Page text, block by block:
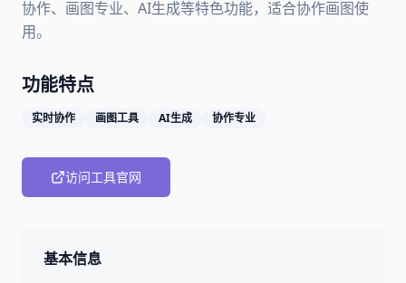
协作、画图专业、AI生成等特色功能，适合协作画图使
用。
功能特点
实时协作 画图工具 AI生成 协作专业
访问工具官网
基本信息